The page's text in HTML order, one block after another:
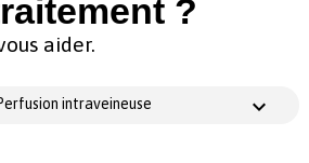
?
aider.
intraveineuse